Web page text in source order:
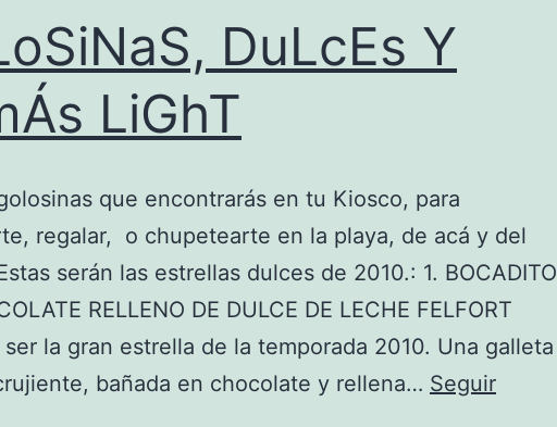
DuLcEs Y
LiGhT
que encontrarás en tu Kiosco, para
regalar, o chupetearte en la playa, de acá y del
serán las estrellas dulces de 2010.: 1. BOCADITO
RELLENO DE DULCE DE LECHE FELFORT
la gran estrella de la temporada 2010. Una galleta
bañada en chocolate y rellena… Seguir